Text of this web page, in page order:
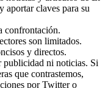
aportar claves para su
confrontación.
son limitados.
y directos.
publicidad ni noticias. Si
que contrastemos,
por Twitter o